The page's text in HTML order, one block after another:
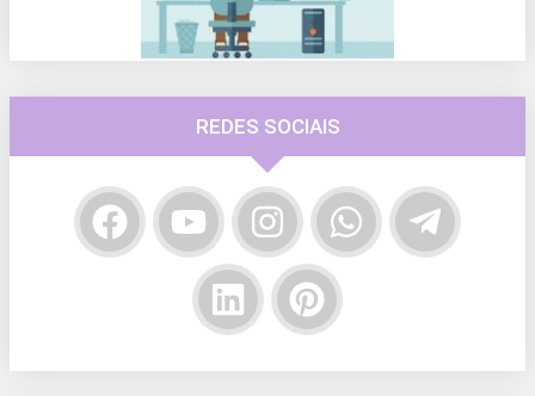
REDES SOCIAIS